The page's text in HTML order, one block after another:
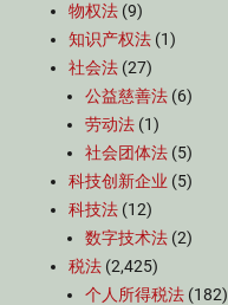
物权法 (9)
知识产权法 (1)
社会法 (27)
公益慈善法 (6)
劳动法 (1)
社会团体法 (5)
科技创新企业 (5)
科技法 (12)
数字技术法 (2)
税法 (2,425)
个人所得税法 (182)